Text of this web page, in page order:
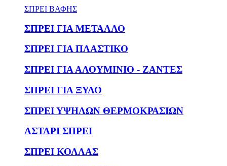
ΣΠΡΕΙ ΒΑΦΗΣ
ΣΠΡΕΙ ΓΙΑ ΜΕΤΑΛΛΟ
ΣΠΡΕΙ ΓΙΑ ΠΛΑΣΤΙΚΟ
ΣΠΡΕΙ ΓΙΑ ΑΛΟΥΜΙΝΙΟ - ΖΑΝΤΕΣ
ΣΠΡΕΙ ΓΙΑ ΞΥΛΟ
ΣΠΡΕΙ ΥΨΗΛΩΝ ΘΕΡΜΟΚΡΑΣΙΩΝ
ΑΣΤΑΡΙ ΣΠΡΕΙ
ΣΠΡΕΙ ΚΟΛΛΑΣ